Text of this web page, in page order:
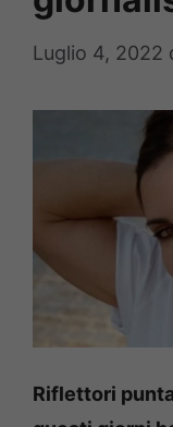
Luglio 4, 2022
Riflettori